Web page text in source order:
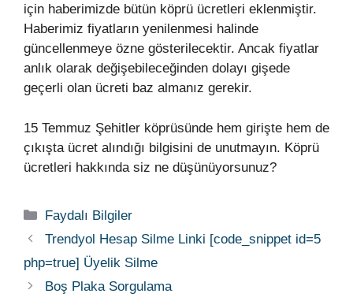
için haberimizde bütün köprü ücretleri eklenmiştir.
Haberimiz fiyatların yenilenmesi halinde
güncellenmeye özne gösterilecektir. Ancak fiyatlar
anlık olarak değişebileceğinden dolayı gişede
geçerli olan ücreti baz almanız gerekir.
15 Temmuz Şehitler köprüsünde hem girişte hem de
çıkışta ücret alındığı bilgisini de unutmayın. Köprü
ücretleri hakkında siz ne düşünüyorsunuz?
Kategoriler
Faydalı Bilgiler
Trendyol Hesap Silme Linki [code_snippet id=5
php=true] Üyelik Silme
Boş Plaka Sorgulama